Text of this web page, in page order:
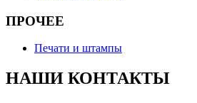
ПРОЧЕЕ
Печати и штампы
НАШИ КОНТАКТЫ